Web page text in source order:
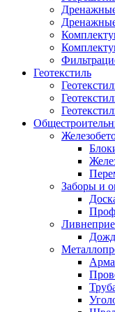
Геотекстиль
Заборы и